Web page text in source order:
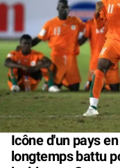
Icône d'un pays
longtemps battu